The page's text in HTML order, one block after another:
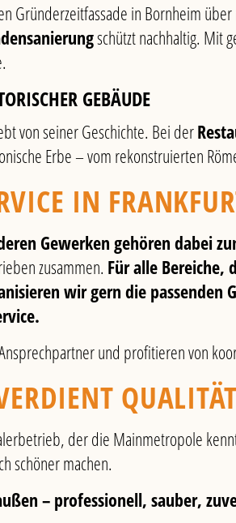
Gründerzeitfassade in Bornheim
schützt nachhaltig. Mit
GEBÄUDE
von seiner Geschichte. Bei der
Erbe – vom rekonstruierten
IN
Gewerken gehören dabei
zusammen. Für alle Bereiche,
wir gern die
und profitieren von
QUALITÄT
der die Mainmetropole
schöner machen.
– professionell, sauber,